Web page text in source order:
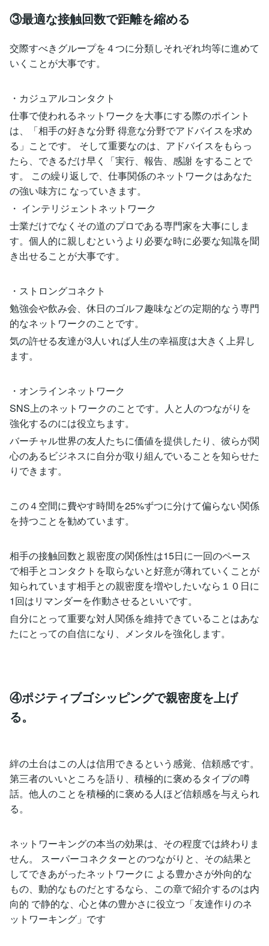
③最適な接触回数で距離を縮める
交際すべきグループを４つに分類しそれぞれ均等に進めて
いくことが大事です。
・カジュアルコンタクト
仕事で使われるネットワークを大事にする際のポイント
は、「相手の好きな分野 得意な分野でアドバイスを求め
る」ことです。 そして重要なのは、アドバイスをもらっ
たら、できるだけ早く「実行、報告、感謝 をすることで
す。 この繰り返しで、仕事関係のネットワークはあなた
の強い味方に なっていきます。
・ インテリジェントネットワーク
士業だけでなくその道のプロである専門家を大事にしま
す。個人的に親しむというより必要な時に必要な知識を聞
き出せることが大事です。
・ストロングコネクト
勉強会や飲み会、休日のゴルフ趣味などの定期的なう専門
的なネットワークのことです。
気の許せる友達が3人いれば人生の幸福度は大きく上昇し
ます。
・オンラインネットワーク
SNS上のネットワークのことです。人と人のつながりを
強化するのには役立ちます。
バーチャル世界の友人たちに価値を提供したり、彼らが関
心のあるビジネスに自分が取り組んでいることを知らせた
りできます。
この４空間に費やす時間を25%ずつに分けて偏らない関係
を持つことを勧めています。
相手の接触回数と親密度の関係性は15日に一回のペース
で相手とコンタクトを取らないと好意が薄れていくことが
知られています相手との親密度を増やしたいなら１０日に
1回はリマンダーを作動させるといいです。
自分にとって重要な対人関係を維持できていることはあな
たにとっての自信になり、メンタルを強化します。
④ポジティブゴシッピングで親密度を上げ
る。
絆の土台はこの人は信用できるという感覚、信頼感です。
第三者のいいところを語り、積極的に褒めるタイプの噂
話。他人のことを積極的に褒める人ほど信頼感を与えられ
る。
ネットワーキングの本当の効果は、その程度では終わりま
せん。 スーパーコネクターとのつながりと、その結果と
してできあがったネットワークに よる豊かさが外向的な
もの、動的なものだとするなら、この章で紹介するのは内
向的 で静的な、心と体の豊かさに役立つ「友達作りのネ
ットワーキング」です